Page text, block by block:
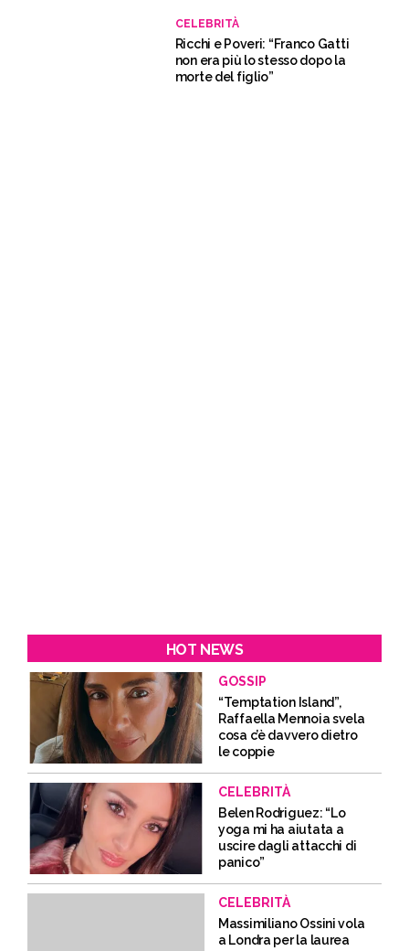
CELEBRITÀ
Ricchi e Poveri: “Franco Gatti
non era più lo stesso dopo la
morte del figlio”
HOT NEWS
GOSSIP
“Temptation Island”,
Raffaella Mennoia svela
cosa c’è davvero dietro
le coppie
CELEBRITÀ
Belen Rodriguez: “Lo
yoga mi ha aiutata a
uscire dagli attacchi di
panico”
CELEBRITÀ
Massimiliano Ossini vola
a Londra per la laurea